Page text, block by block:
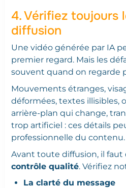
4. Vérifiez toujours
diffusion
Une vidéo générée par IA
premier regard. Mais les
souvent quand on regarde
Mouvements étranges,
déformées, textes illisibles,
arrière-plan qui change,
trop artificiel : ces détails
professionnelle du contenu.
Avant toute diffusion, il faut
contrôle qualité. Vérifiez
La clarté du message